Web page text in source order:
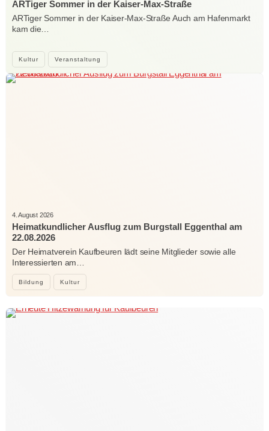
Kultur Veranstaltung
ARTiger Sommer in der Kaiser-Max-Straße
ARTiger Sommer in der Kaiser-Max-Straße Auch am Hafenmarkt
kam die…
Bildung Kultur
4. August 2026
Heimatkundlicher Ausflug zum Burgstall Eggenthal am
22.08.2026
Der Heimatverein Kaufbeuren lädt seine Mitglieder sowie alle
Interessierten am…